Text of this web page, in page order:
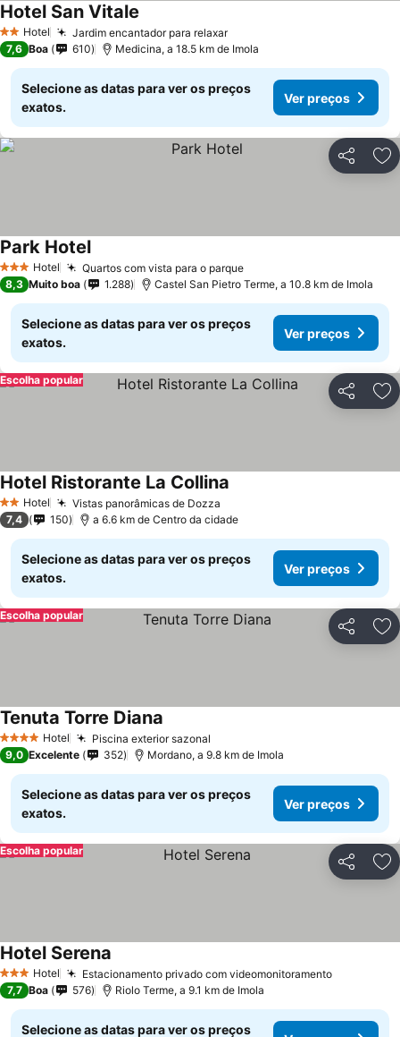
2 Estrelas
Hotel Jardim encantador para relaxar
Hotel San Vitale
7,6 Boa 610 Medicina, a 18.5 km de Imola
Selecione as datas para ver os preços
exatos.
Ver preços
Partilhar
3 EstrelasHotel Quartos com vista para o parque
Park Hotel
8,3 Muito boa 1.288 Castel San Pietro Terme, a 10.8 km de Imola
Selecione as datas para ver os preços
exatos.
Ver preços
Partilhar
Escolha popular
2 Estrelas
Hotel Vistas panorâmicas de Dozza
Hotel Ristorante La Collina
7,4 150 a 6.6 km de Centro da cidade
Selecione as datas para ver os preços
exatos.
Ver preços
Partilhar
Escolha popular
4 EstrelasHotel Piscina exterior sazonal
Tenuta Torre Diana
9,0 Excelente 352 Mordano, a 9.8 km de Imola
Selecione as datas para ver os preços
exatos.
Ver preços
Partilhar
Escolha popular
3 EstrelasHotel Estacionamento privado com videomonitoramento
Hotel Serena
7,7 Boa 576 Riolo Terme, a 9.1 km de Imola
Selecione as datas para ver os preços